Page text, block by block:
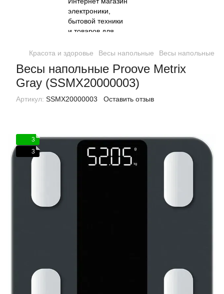
Красота и здоровье Весы напольные Весы напольные
Весы напольные Proove Metrix
Gray (SSMX20000003)
Артикул: SSMX20000003 Оставить отзыв
3
3